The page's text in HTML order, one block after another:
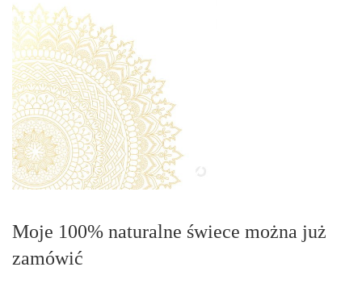
Moje 100% naturalne świece można już
zamówić